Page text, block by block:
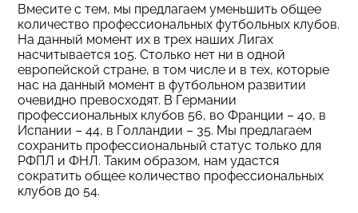
Вмесите с тем, мы предлагаем уменьшить общее
количество профессиональных футбольных клубов.
На данный момент их в трех наших Лигах
насчитывается 105. Столько нет ни в одной
европейской стране, в том числе и в тех, которые
нас на данный момент в футбольном развитии
очевидно превосходят. В Германии
профессиональных клубов 56, во Франции – 40, в
Испании – 44, в Голландии – 35. Мы предлагаем
сохранить профессиональный статус только для
РФПЛ и ФНЛ. Таким образом, нам удастся
сократить общее количество профессиональных
клубов до 54.